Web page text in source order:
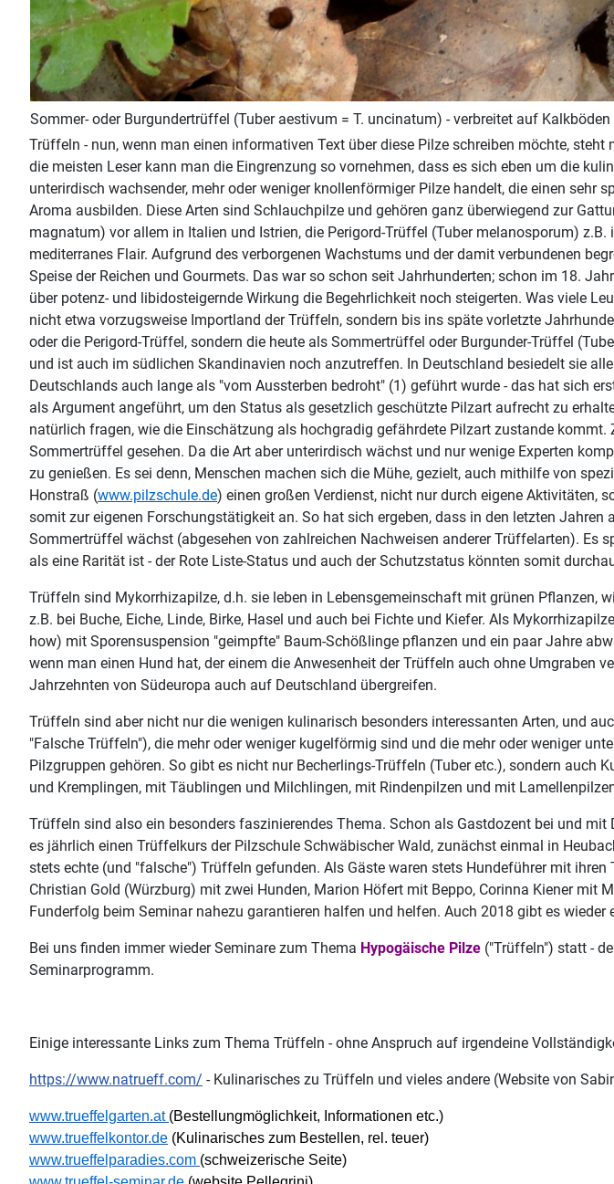
Sommer- oder Burgundertrüffel (Tuber aestivum = T. uncinatum) - verbreitet auf
Trüffeln - nun, wenn man einen informativen Text über diese Pilze schreiben möchte,
die meisten Leser kann man die Eingrenzung so vornehmen, dass es sich eben um die
unterirdisch wachsender, mehr oder weniger knollenförmiger Pilze handelt, die einen sehr
Aroma ausbilden. Diese Arten sind Schlauchpilze und gehören ganz überwiegend zur
magnatum) vor allem in Italien und Istrien, die Perigord-Trüffel (Tuber melanosporum)
mediterranes Flair. Aufgrund des verborgenen Wachstums und der damit verbundenen
Speise der Reichen und Gourmets. Das war so schon seit Jahrhunderten; schon im 18.
über potenz- und libidosteigernde Wirkung die Begehrlichkeit noch steigerten. Was viele
nicht etwa vorzugsweise Importland der Trüffeln, sondern bis ins späte vorletzte
oder die Perigord-Trüffel, sondern die heute als Sommertrüffel oder Burgunder-Trüffel
und ist auch im südlichen Skandinavien noch anzutreffen. In Deutschland besiedelt sie
Deutschlands auch lange als "vom Aussterben bedroht" (1) geführt wurde - das hat sich
als Argument angeführt, um den Status als gesetzlich geschützte Pilzart aufrecht zu
natürlich fragen, wie die Einschätzung als hochgradig gefährdete Pilzart zustande
Sommertrüffel gesehen. Da die Art aber unterirdisch wächst und nur wenige Experten
zu genießen. Es sei denn, Menschen machen sich die Mühe, gezielt, auch mithilfe von
Honstraß (www.pilzschule.de) einen großen Verdienst, nicht nur durch eigene Aktivitäten,
somit zur eigenen Forschungstätigkeit an. So hat sich ergeben, dass in den letzten
Sommertrüffel wächst (abgesehen von zahlreichen Nachweisen anderer Trüffelarten).
als eine Rarität ist - der Rote Liste-Status und auch der Schutzstatus könnten somit
Trüffeln sind Mykorrhizapilze, d.h. sie leben in Lebensgemeinschaft mit grünen Pflanzen,
z.B. bei Buche, Eiche, Linde, Birke, Hasel und auch bei Fichte und Kiefer. Als
how) mit Sporensuspension "geimpfte" Baum-Schößlinge pflanzen und ein paar Jahre
wenn man einen Hund hat, der einem die Anwesenheit der Trüffeln auch ohne Umgraben
Jahrzehnten von Südeuropa auch auf Deutschland übergreifen.
Trüffeln sind aber nicht nur die wenigen kulinarisch besonders interessanten Arten, und
"Falsche Trüffeln"), die mehr oder weniger kugelförmig sind und die mehr oder weniger
Pilzgruppen gehören. So gibt es nicht nur Becherlings-Trüffeln (Tuber etc.), sondern
und Kremplingen, mit Täublingen und Milchlingen, mit Rindenpilzen und mit
Trüffeln sind also ein besonders faszinierendes Thema. Schon als Gastdozent bei und
es jährlich einen Trüffelkurs der Pilzschule Schwäbischer Wald, zunächst einmal in
stets echte (und "falsche") Trüffeln gefunden. Als Gäste waren stets Hundeführer mit
Christian Gold (Würzburg) mit zwei Hunden, Marion Höfert mit Beppo, Corinna Kiener
Funderfolg beim Seminar nahezu garantieren halfen und helfen. Auch 2018 gibt es
Bei uns finden immer wieder Seminare zum Thema Hypogäische Pilze ("Trüffeln") statt -
Seminarprogramm.
Einige interessante Links zum Thema Trüffeln - ohne Anspruch auf irgendeine
https://www.natrueff.com/ - Kulinarisches zu Trüffeln und vieles andere (Website von
www.trueffelgarten.at (Bestellungmöglichkeit, Informationen etc.)
www.trueffelkontor.de (Kulinarisches zum Bestellen, rel. teuer)
www.trueffelparadies.com (schweizerische Seite)